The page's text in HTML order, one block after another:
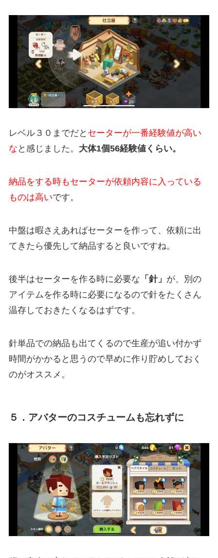
レベル３０までだと セーターが一番経験値が高い
な と感じました。 大体1個56経験値くらい。
納品をする時もセーターが依頼内容に入っている
ものは高いです。
中盤は暇さえあればセーターを作って、依頼に出
てきたら優先して納品すると良いですね。
後半はセーターを作る時に必要な 「針」 が、別の
アイテムを作る時に必要になるので針をたくさん
温存しておきたくなるはずです。
針単品での納品も出てくるので生産が追い付かず
時間がかかると思うので早めに作り貯めしておく
のがオススメ。
５．アバターのコスチュームも忘れずに